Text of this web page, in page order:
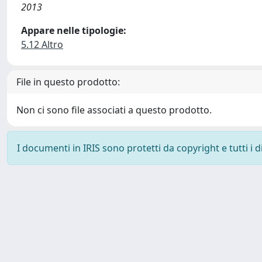
2013
Appare nelle tipologie:
5.12 Altro
File in questo prodotto:
Non ci sono file associati a questo prodotto.
I documenti in IRIS sono protetti da copyright e tutti i